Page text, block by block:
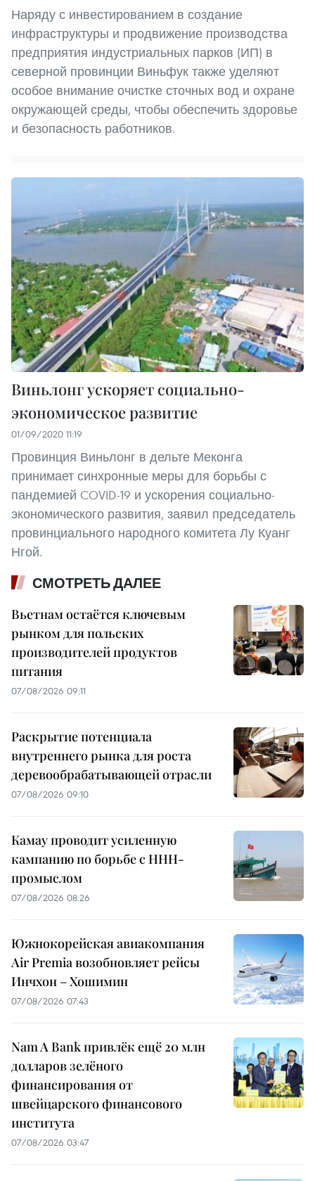
Наряду с инвестированием в создание
инфраструктуры и продвижение производства
предприятия индустриальных парков (ИП) в
северной провинции Виньфук также уделяют
особое внимание очистке сточных вод и охране
окружающей среды, чтобы обеспечить здоровье
и безопасность работников.
Виньлонг ускоряет социально-
экономическое развитие
01/09/2020 11:19
Провинция Виньлонг в дельте Меконга
принимает синхронные меры для борьбы с
пандемией COVID-19 и ускорения социально-
экономического развития, заявил председатель
провинциального народного комитета Лу Куанг
Нгой.
СМОТРЕТЬ ДАЛЕЕ
Вьетнам остаётся ключевым
рынком для польских
производителей продуктов
питания
07/08/2026 09:11
Раскрытие потенциала
внутреннего рынка для роста
деревообрабатывающей отрасли
07/08/2026 09:10
Камау проводит усиленную
кампанию по борьбе с ННН-
промыслом
07/08/2026 08:26
Южнокорейская авиакомпания
Air Premia возобновляет рейсы
Инчхон – Хошимин
07/08/2026 07:43
Nam A Bank привлёк ещё 20 млн
долларов зелёного
финансирования от
швейцарского финансового
института
07/08/2026 03:47